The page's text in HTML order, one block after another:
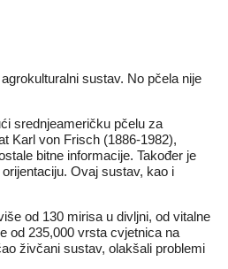
sustav. No pčela nije
srednjeameričku pčelu za
Karl von Frisch (1886-1982),
bitne informacije. Također je
Ovaj sustav, kao i
od 130 mirisa u divljni, od vitalne
od 235,000 vrsta cvjetnica na
živčani sustav, olakšali problemi